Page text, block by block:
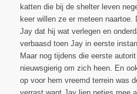
katten die bij de shelter leven
keer willen ze er meteen
Jay dat hij wat verlegen en
verbaasd toen Jay in eerste
Maar nog tijdens die eerste
nieuwsgierig om zich heen. En
op voor hem vreemd terrein was